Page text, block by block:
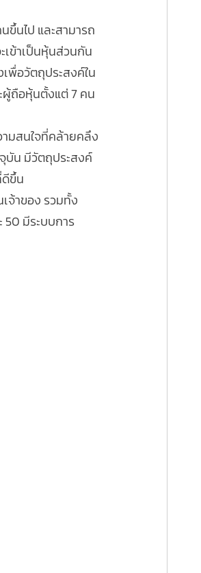
นไป และสามารถ
ข้าเป็นหุ้นส่วนกัน
พื่อวัตถุประสงค์ใน
ผู้ถือหุ้นตั้งแต่ 7 คน
มสนใจที่คล้ายคลึง
บัน มีวัตถุประสงค์
ขึ้น
จ้าของ รวมทั้ง
มีระบบการ